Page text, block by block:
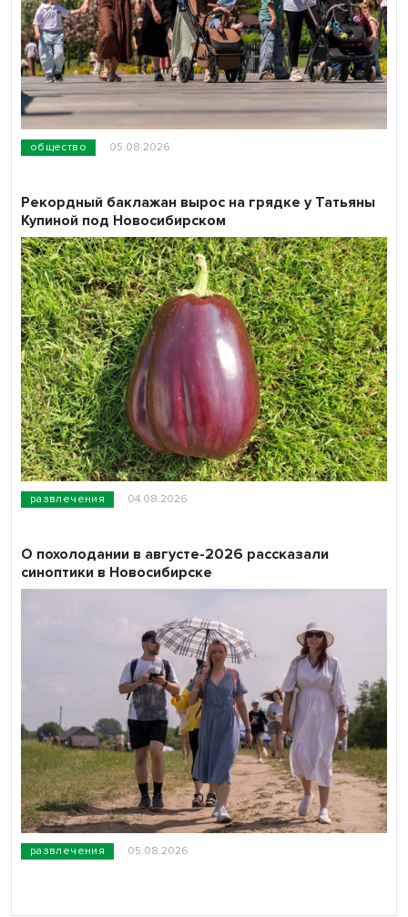
общество 05.08.2026
развлечения 04.08.2026
Рекордный баклажан вырос на грядке у Татьяны
Купиной под Новосибирском
развлечения 05.08.2026
О похолодании в августе-2026 рассказали
синоптики в Новосибирске